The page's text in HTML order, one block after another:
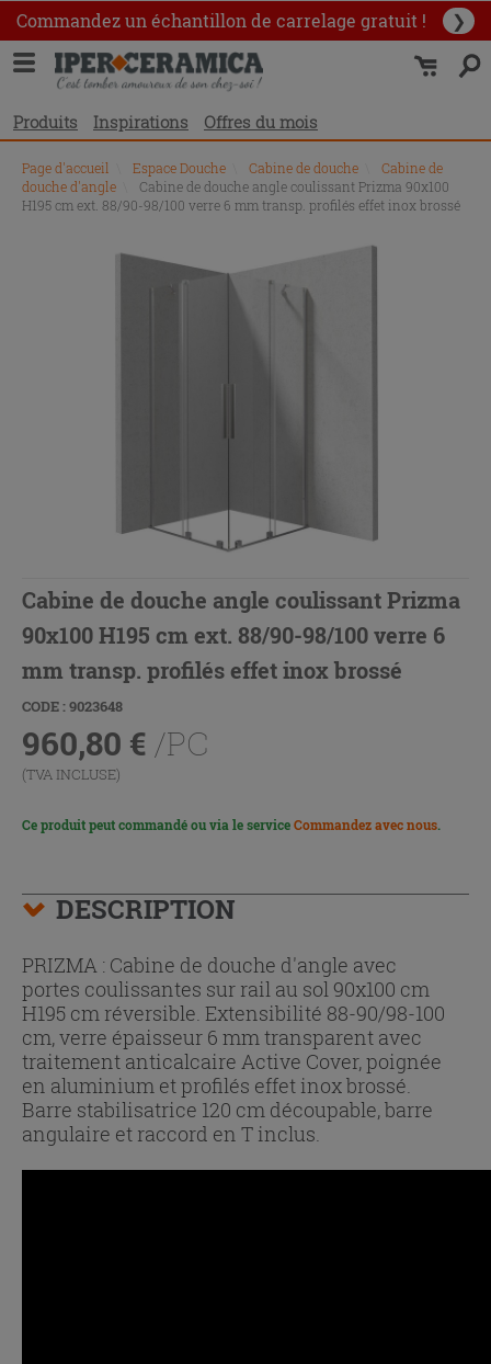
Commandez un échantillon de carrelage gratuit ! ❯
Produits Inspirations Offres du mois
Page d'accueil Espace Douche Cabine de douche
Cabine de
douche d'angle
Cabine de douche angle coulissant Prizma 90x100
H195 cm ext. 88/90-98/100 verre 6 mm transp. profilés effet inox brossé
Cabine de douche angle coulissant Prizma
90x100 H195 cm ext. 88/90-98/100 verre 6
mm transp. profilés effet inox brossé
CODE : 9023648
960,80 € /PC
(TVA INCLUSE)
Ce produit peut commandé ou via le serviceCommandez avec nous.
DESCRIPTION
PRIZMA : Cabine de douche d'angle avec
portes coulissantes sur rail au sol 90x100 cm
H195 cm réversible. Extensibilité 88-90/98-100
cm, verre épaisseur 6 mm transparent avec
traitement anticalcaire Active Cover, poignée
en aluminium et profilés effet inox brossé.
Barre stabilisatrice 120 cm découpable, barre
angulaire et raccord en T inclus.